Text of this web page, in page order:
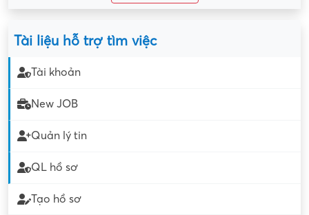
Tài liệu hỗ trợ tìm việc
Tài khoản
New JOB
Quản lý tin
QL hồ sơ
Tạo hồ sơ